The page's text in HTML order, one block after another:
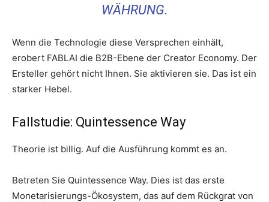
WÄHRUNG.
Wenn die Technologie diese Versprechen einhält,
erobert FABLAI die B2B-Ebene der Creator Economy. Der
Ersteller gehört nicht Ihnen. Sie aktivieren sie. Das ist ein
starker Hebel.
Fallstudie: Quintessence Way
Theorie ist billig. Auf die Ausführung kommt es an.
Betreten Sie Quintessence Way. Dies ist das erste
Monetarisierungs-Ökosystem, das auf dem Rückgrat von